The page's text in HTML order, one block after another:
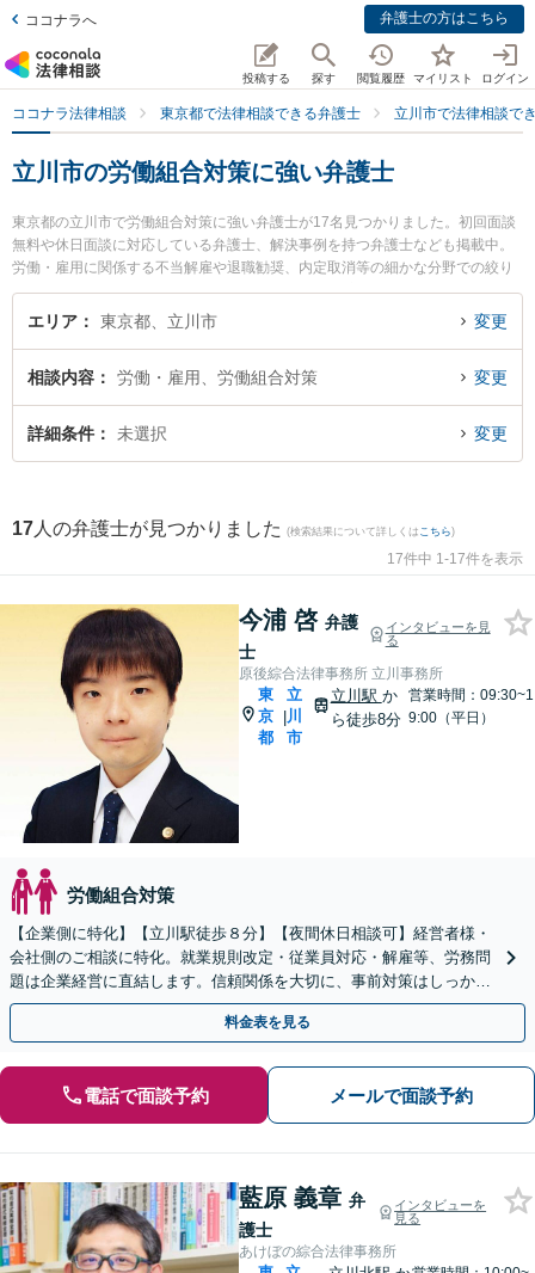
ココナラへ 弁護士の方はこちら
投稿する 探す 閲覧履歴 マイリスト ログイン
ココナラ法律相談 東京都で法律相談できる弁護士 立川市で法律相談で
立川市の労働組合対策に強い弁護士
東京都の立川市で労働組合対策に強い弁護士が17名見つかりました。初回面談
無料や休日面談に対応している弁護士、解決事例を持つ弁護士なども掲載中。
労働・雇用に関係する不当解雇や退職勧奨、内定取消等の細かな分野での絞り
込み検索もでき便利です。特に原後綜合法律事務所 立川事務所の今浦 啓弁護士
やあけぼの綜合法律事務所の藍原 義章弁護士、ベリーベスト法律事務所 立川オ
すぐに弁護士に相談したい』『労働組合対策のトラブル解決の実績豊富な近く
の弁護士を検索したい』『初回相談無料で労働組合対策を法律相談できる立川
市内の弁護士に相談予約したい』などでお困りの相談者さんにおすすめです。
エリア 東京都、立川市 変更
相談内容 労働・雇用、労働組合対策 変更
詳細条件 未選択 変更
17 人の弁護士が見つかりました (検索結果について詳しくは こちら)
17件中 1-17件を表示
今浦 啓 弁護
士
インタビューを見
る
原後綜合法律事務所 立川事務所
東
京
都
|
立
川
市
立川駅 か
ら徒歩8分
営業時間：09:30~1
9:00（平日）
労働組合対策
【企業側に特化】【立川駅徒歩８分】【夜間休日相談可】経営者様・
会社側のご相談に特化。就業規則改定・従業員対応・解雇等、労務問
題は企業経営に直結します。信頼関係を大切に、事前対策はしっかり
と、起きたトラブルは最小限に抑えるよう尽力します。
料金表を見る
電話で面談予約 メールで面談予約
藍原 義章 弁
護士
インタビューを
見る
あけぼの綜合法律事務所